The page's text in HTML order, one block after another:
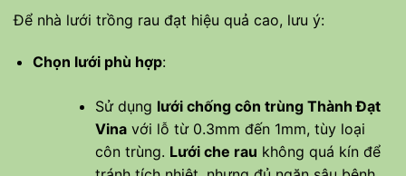
Để nhà lưới trồng rau đạt hiệu quả cao, lưu ý:
Chọn lưới phù hợp:
Sử dụng lưới chống côn trùng Thành Đạt
Vinavới lỗ từ 0.3mm đến 1mm, tùy loại
côn trùng. Lưới che rau không quá kín để